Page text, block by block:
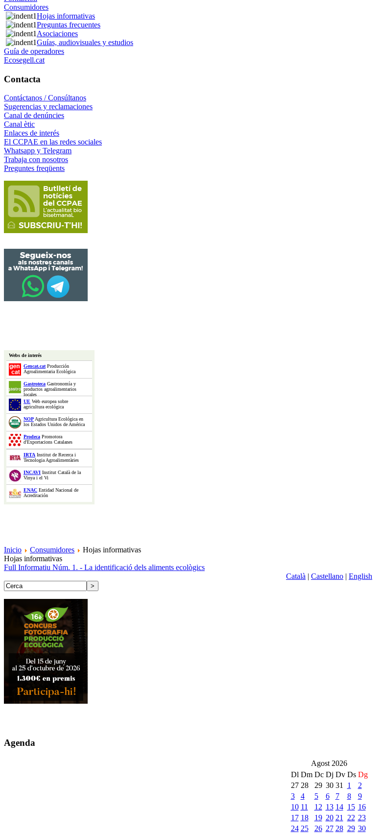
Consumidores
Hojas informativas
Preguntas frecuentes
Asociaciones
Guías, audiovisuales y estudios
Guía de operadores
Ecosegell.cat
Contacta
Contáctanos / Consúltanos
Sugerencias y reclamaciones
Canal de denúncies
Canal ètic
Enlaces de interés
El CCPAE en las redes sociales
Whatsapp y Telegram
Trabaja con nosotros
Preguntes freqüents
Webs de interés
Gencat.catProducción
Agroalimentaria Ecológica
Gastroteca Gastronomía y
productos agroalimentarios
locales
UE Web europea sobre
agricultura ecológica
NOPAgricultura Ecológica en
los Estados Unidos de América
Prodeca Promotora
d'Exportacions Catalanes
IRTA Institut de Recerca i
Tecnologia Agroalimentàries
INCAVI Institut Català de la
Vinya i el Vi
ENAC Entidad Nacional de
Acreditación
Inicio Consumidores
Hojas informativas
Hojas informativas
Full Informatiu Núm. 1. - La identificació dels aliments ecològics
Català | Castellano | English
Agenda
Agost 2026
Dl Dm Dc Dj Dv Ds Dg
27 28 29 30 31 1
2
3
4 5 6 7 8
9
10 11 12 13 14 15 16
17 18 19 20 21 22 23
24 25 26 27 28 29 30